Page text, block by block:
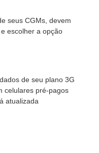
seus CGMs, devem
e escolher a opção
de seu plano 3G
celulares pré-pagos
atualizada